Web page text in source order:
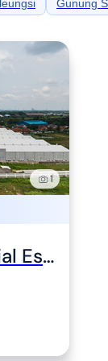
Gunung
1
Blessindo Industrial Estate